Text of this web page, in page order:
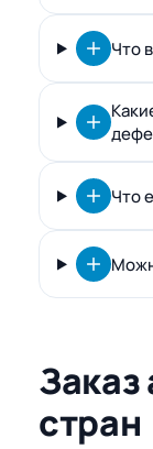
Что
Что
Заказ
стран